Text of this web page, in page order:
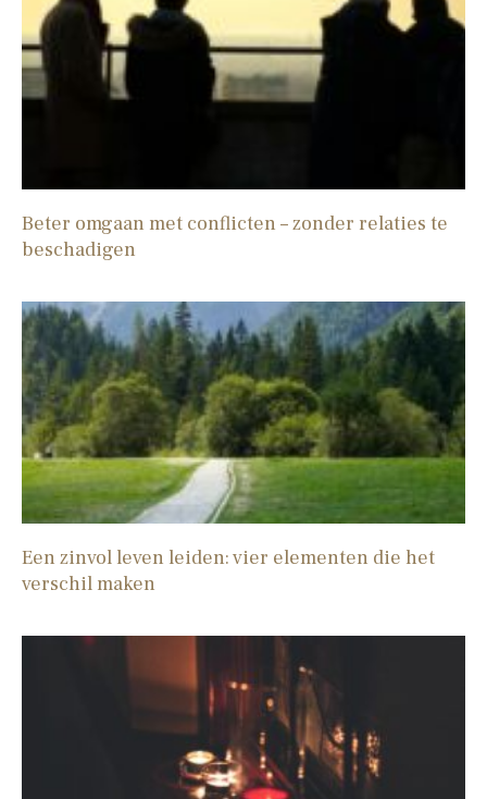
Beter omgaan met conflicten – zonder relaties te
beschadigen
Een zinvol leven leiden: vier elementen die het
verschil maken